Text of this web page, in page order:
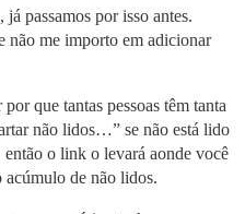
passamos por isso antes.
não me importo em adicionar
que tantas pessoas têm tanta
não lidos…” se não está lido
então o link o levará aonde você
acúmulo de não lidos.